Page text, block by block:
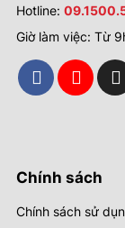
Hotline:
Giờ làm việc: Từ
Chính sách
Chính sách sử